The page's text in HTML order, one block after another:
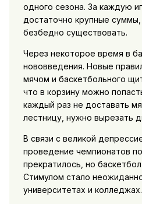
одного сезона. За каждую
достаточно крупные
безбедно существовать.
Через некоторое время в
нововведения. Новые
мячом и баскетбольного
что в корзину можно
каждый раз не доставать
лестницу, нужно вырезать
В связи с великой
проведение чемпионатов
прекратилось, но
Стимулом стало
университетах и колледжах.